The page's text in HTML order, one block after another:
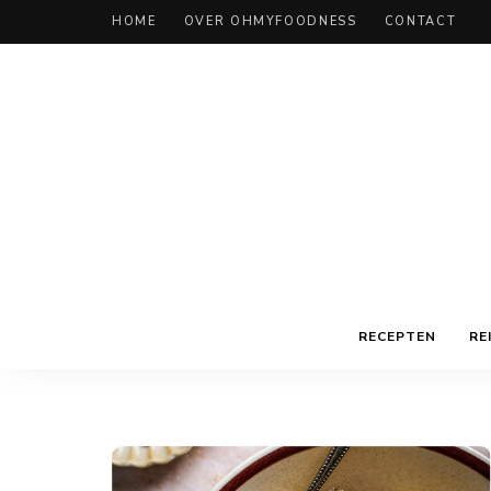
HOME OVER OHMYFOODNESS CONTACT
RECEPTEN